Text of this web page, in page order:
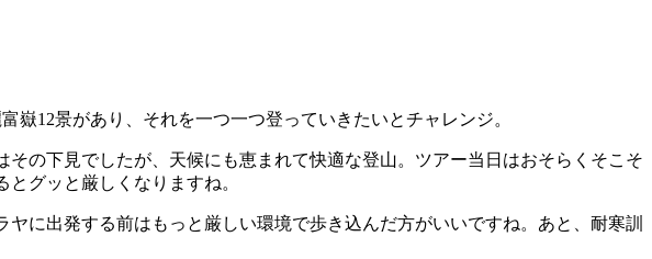
12景があり、それを一つ一つ登っていきたいとチャレンジ。
の下見でしたが、天候にも恵まれて快適な登山。ツアー当日はおそらくそこそ
グッと厳しくなりますね。
に出発する前はもっと厳しい環境で歩き込んだ方がいいですね。あと、耐寒訓